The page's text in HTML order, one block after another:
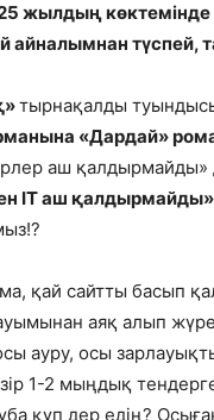
жылдың
айналымнан түспей,
тырнақалды
«Дардай»
аш қалдырмайды»
ІТ аш қалдырмайды»
қай сайтты басып
аяқ алып
ауру, осы
1-2 мыңдық
құп дер едің?